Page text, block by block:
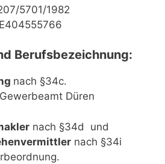
5701/1982
Berufsbezeichnung:
nach §34c.
Düren
nach §34d und
nach §34i